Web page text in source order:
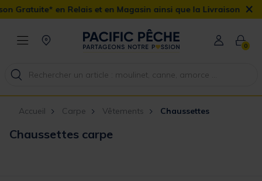
Relais et en Magasin ainsi que la Livraison Domicile offerte×
0
Accueil Carpe Vêtements Chaussettes
Chaussettes carpe